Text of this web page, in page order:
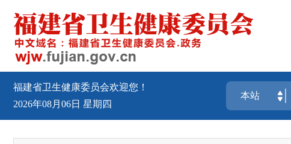
福建省卫生健康委员会欢迎您！
2026年08月06日 星期四